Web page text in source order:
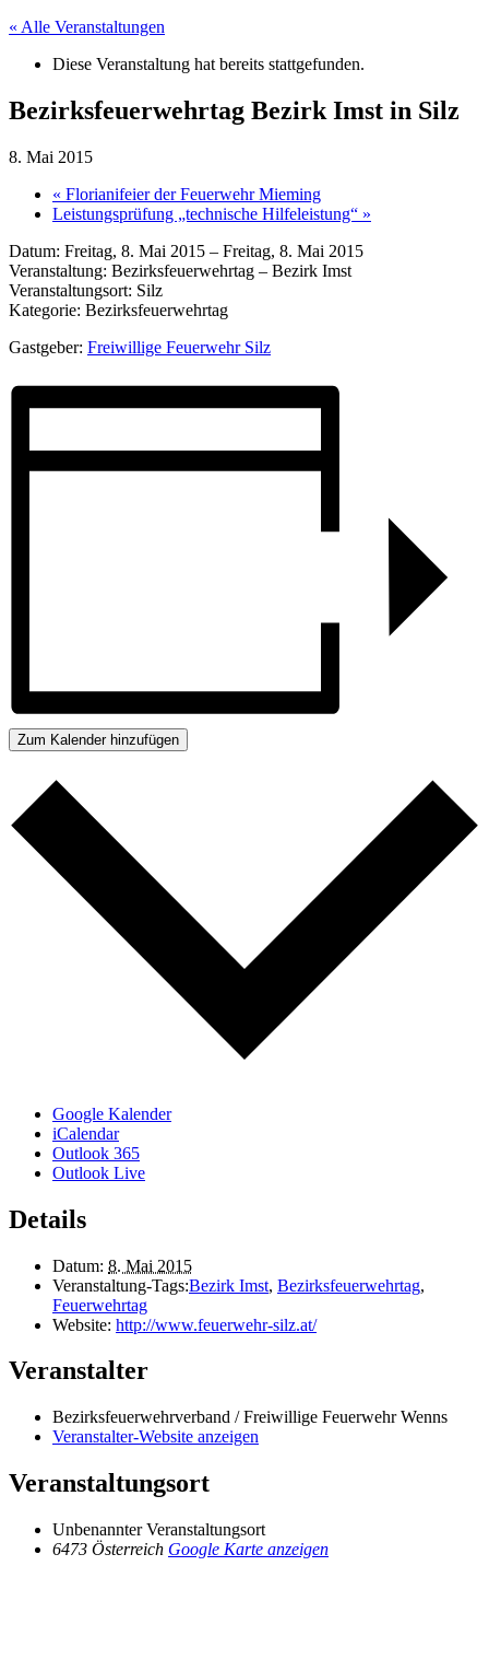
« Alle Veranstaltungen
Diese Veranstaltung hat bereits stattgefunden.
Bezirksfeuerwehrtag Bezirk Imst in Silz
8. Mai 2015
« Florianifeier der Feuerwehr Mieming
Leistungsprüfung „technische Hilfeleistung“ »
Datum: Freitag, 8. Mai 2015 – Freitag, 8. Mai 2015
Veranstaltung: Bezirksfeuerwehrtag – Bezirk Imst
Veranstaltungsort: Silz
Kategorie: Bezirksfeuerwehrtag
Gastgeber: Freiwillige Feuerwehr Silz
Zum Kalender hinzufügen
Google Kalender
iCalendar
Outlook 365
Outlook Live
Details
Datum: 8. Mai 2015
Veranstaltung-Tags:Bezirk Imst, Bezirksfeuerwehrtag,
Feuerwehrtag
Website: http://www.feuerwehr-silz.at/
Veranstalter
Bezirksfeuerwehrverband / Freiwillige Feuerwehr Wenns
Veranstalter-Website anzeigen
Veranstaltungsort
Unbenannter Veranstaltungsort
6473 Österreich Google Karte anzeigen